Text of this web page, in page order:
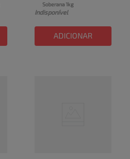
Soberana 1kg
Indisponível
ADICIONAR